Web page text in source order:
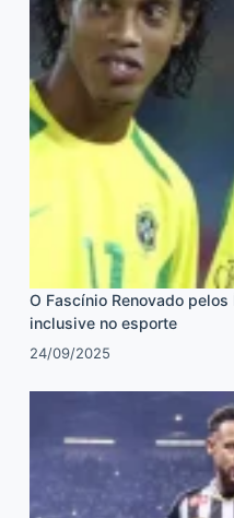
O Fascínio Renovado
inclusive no esporte
24/09/2025